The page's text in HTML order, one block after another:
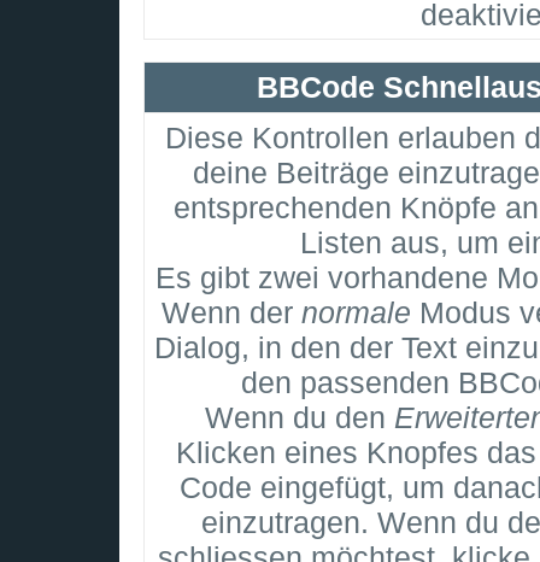
BBCode
Diese Kontrollen erlauben
deine Beiträge
entsprechenden Knöpfe
Listen aus, um
Es gibt zwei vorhandene
Wenn der normale Modus
Dialog, in den der Text
den passenden
Wenn du den
Klicken eines Knopfes
Code eingefügt, um
einzutragen. Wenn du